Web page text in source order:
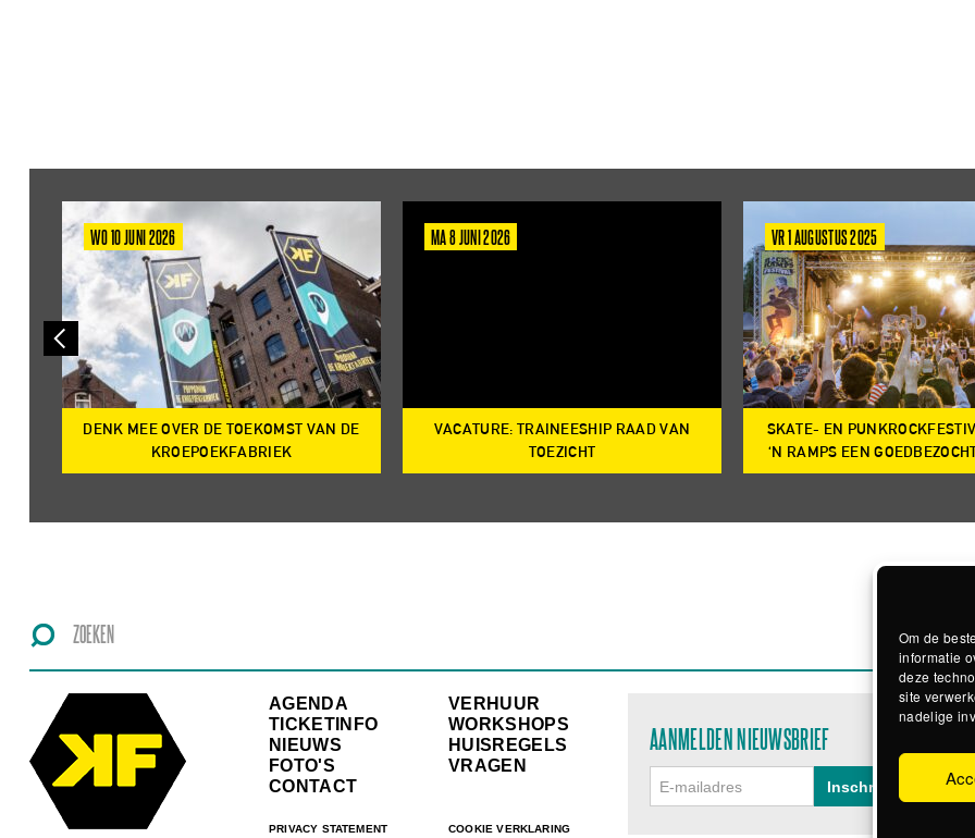
Om de
informatie
deze
site
nadelige
WO 10 JUNI 2026
DENK MEE OVER DE TOEKOMST VAN DE
KROEPOEKFABRIEK
MA 8 JUNI 2026
VACATURE: TRAINEESHIP RAAD VAN
TOEZICHT
VR 1 AUGUSTUS 2025
SKATE- EN
‘N RAMPS EEN
AGENDA
TICKETINFO
NIEUWS
FOTO'S
CONTACT
PRIVACY STATEMENT
VERHUUR
WORKSHOPS
HUISREGELS
VRAGEN
COOKIE VERKLARING
AANMELDEN NIEUWSBRIEF